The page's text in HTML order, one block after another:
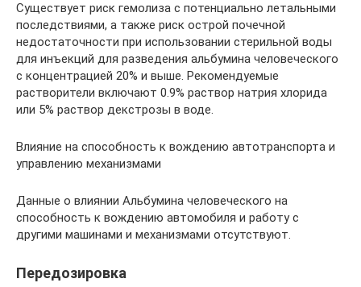
Существует риск гемолиза с потенциально летальными
последствиями, а также риск острой почечной
недостаточности при использовании стерильной воды
для инъекций для разведения альбумина человеческого
с концентрацией 20% и выше. Рекомендуемые
растворители включают 0.9% раствор натрия хлорида
или 5% раствор декстрозы в воде.
Влияние на способность к вождению автотранспорта и
управлению механизмами
Данные о влиянии Альбумина человечеcкого на
способность к вождению автомобиля и работу с
другими машинами и механизмами отсутствуют.
Передозировка